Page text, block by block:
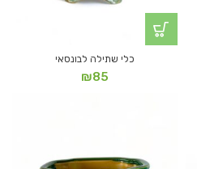
כלי שתילה לבונסאי
₪85